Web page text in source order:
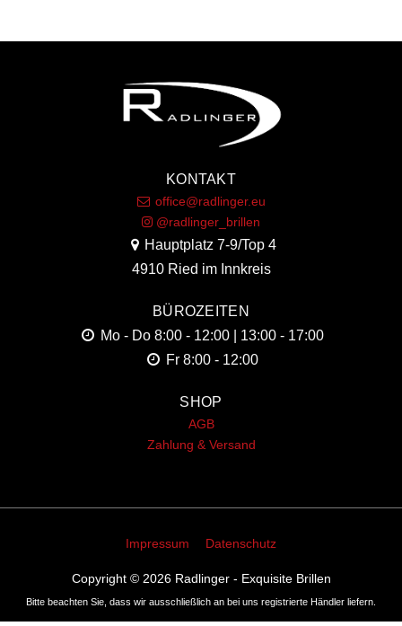
KONTAKT
office@radlinger.eu
@radlinger_brillen
Hauptplatz 7-9/Top 4
4910 Ried im Innkreis
BÜROZEITEN
Mo - Do 8:00 - 12:00 | 13:00 - 17:00
Fr 8:00 - 12:00
SHOP
AGB
Zahlung & Versand
Impressum Datenschutz
Copyright © 2026 Radlinger - Exquisite Brillen
Bitte beachten Sie, dass wir ausschließlich an bei uns registrierte Händler liefern.